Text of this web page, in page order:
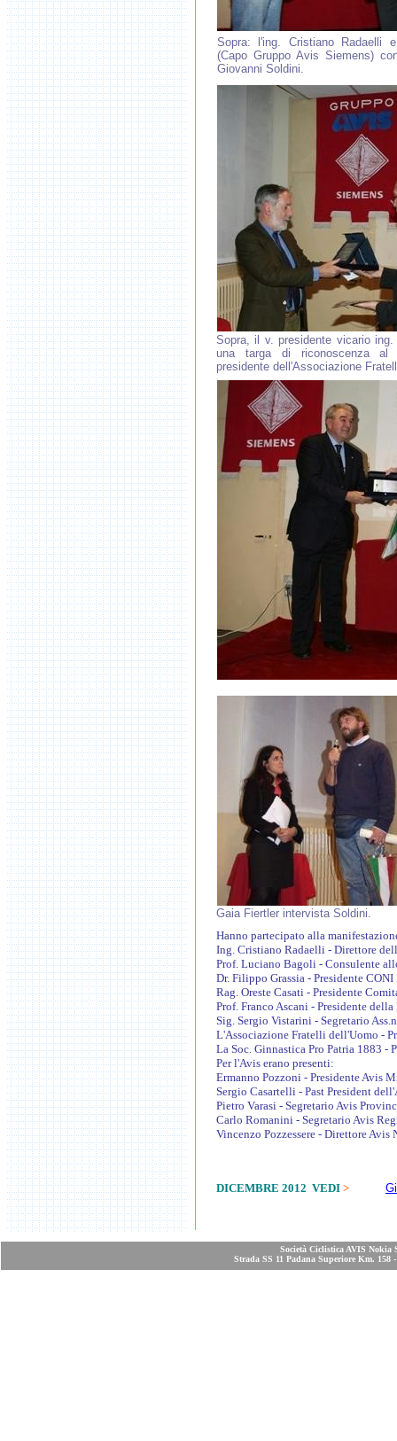
Sopra: l'ing. Cristiano Radaelli
(Capo Gruppo Avis Siemens)
Giovanni Soldini.
Sopra, il v. presidente vicario
una targa di riconoscenza al
presidente dell'Associazione
Gaia Fiertler intervista Soldini.
Hanno partecipato alla
Ing. Cristiano Radaelli - Direttore
Prof. Luciano Bagoli - Consulente
Dr. Filippo Grassia - Presidente
Rag. Oreste Casati - Presidente
Prof. Franco Ascani - Presidente
Sig. Sergio Vistarini - Segretario
L'Associazione Fratelli dell'Uomo -
La Soc. Ginnastica Pro Patria 1883 -
Per l'Avis erano presenti:
Ermanno Pozzoni - Presidente Avis
Sergio Casartelli - Past President
Pietro Varasi - Segretario Avis
Carlo Romanini - Segretario Avis
Vincenzo Pozzessere - Direttore Avis
DICEMBRE 2012 VEDI >
Società Ciclistica AVIS Nokia
Strada SS 11 Padana Superiore Km. 158